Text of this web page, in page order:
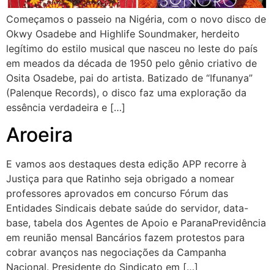
Começamos o passeio na Nigéria, com o novo disco de
Okwy Osadebe and Highlife Soundmaker, herdeito
legítimo do estilo musical que nasceu no leste do país
em meados da década de 1950 pelo gênio criativo de
Osita Osadebe, pai do artista. Batizado de “Ifunanya”
(Palenque Records), o disco faz uma exploração da
essência verdadeira e […]
Aroeira
E vamos aos destaques desta edição APP recorre à
Justiça para que Ratinho seja obrigado a nomear
professores aprovados em concurso Fórum das
Entidades Sindicais debate saúde do servidor, data-
base, tabela dos Agentes de Apoio e ParanaPrevidência
em reunião mensal Bancários fazem protestos para
cobrar avanços nas negociações da Campanha
Nacional. Presidente do Sindicato em […]